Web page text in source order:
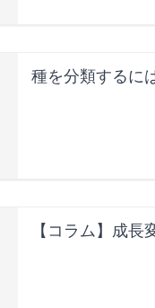
種を分類するに
【コラム】成